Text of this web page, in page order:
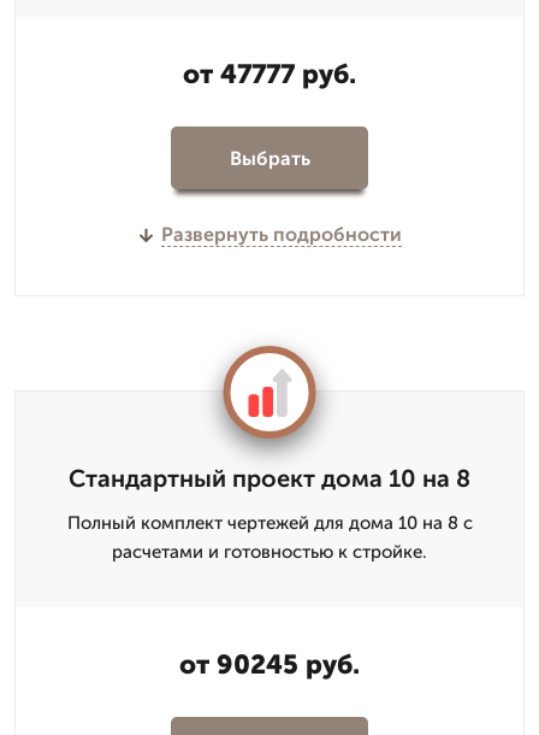
от 47777 руб.
Выбрать
Развернуть подробности
Стандартный проект дома 10 на 8
Полный комплект чертежей для дома 10 на 8 с
расчетами и готовностью к стройке.
от 90245 руб.